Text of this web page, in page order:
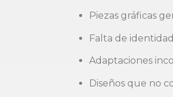
Piezas gráficas
Falta de
Adaptaciones
Diseños que no